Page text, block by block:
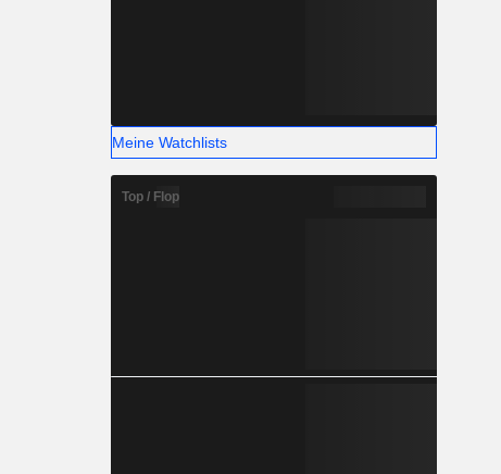
Meine Watchlists
Top / Flop